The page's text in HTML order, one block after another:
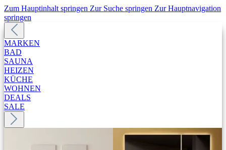
Zum Hauptinhalt springen Zur Suche springen Zur Hauptnavigation
springen
MARKEN
BAD
SAUNA
HEIZEN
KÜCHE
WOHNEN
DEALS
SALE